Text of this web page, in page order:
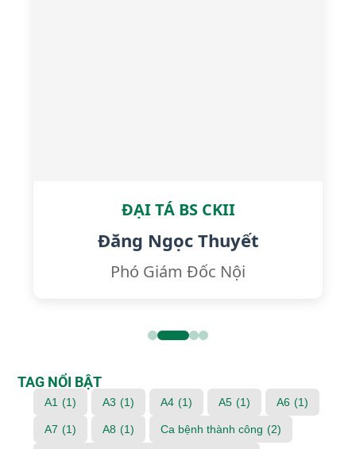
ĐẠI TÁ BS CKII
Đăng Ngọc Thuyết
Phó Giám Đốc Nội
TAG NỔI BẬT
A1 (1) A3 (1) A4 (1) A5 (1) A6 (1)
A7 (1) A8 (1) Ca bệnh thành công (2)